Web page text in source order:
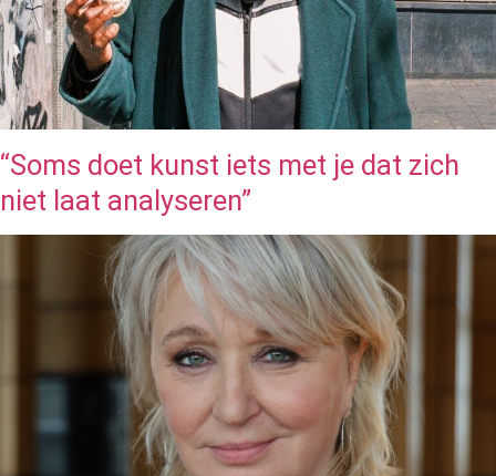
“Soms doet kunst iets met je dat zich
niet laat analyseren”